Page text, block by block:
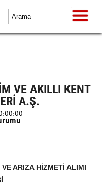
VE AKILLI KENT
A.Ş.
ARIZA HİZMETİ ALIMI